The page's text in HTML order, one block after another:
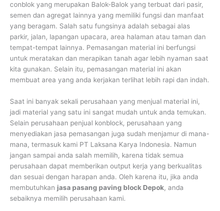
conblok yang merupakan Balok-Balok yang terbuat dari pasir,
semen dan agregat lainnya yang memiliki fungsi dan manfaat
yang beragam. Salah satu fungsinya adalah sebagai alas
parkir, jalan, lapangan upacara, area halaman atau taman dan
tempat-tempat lainnya. Pemasangan material ini berfungsi
untuk meratakan dan merapikan tanah agar lebih nyaman saat
kita gunakan. Selain itu, pemasangan material ini akan
membuat area yang anda kerjakan terlihat lebih rapi dan indah.
Saat ini banyak sekali perusahaan yang menjual material ini,
jadi material yang satu ini sangat mudah untuk anda temukan.
Selain perusahaan penjual konblock, perusahaan yang
menyediakan jasa pemasangan juga sudah menjamur di mana-
mana, termasuk kami PT Laksana Karya Indonesia. Namun
jangan sampai anda salah memilih, karena tidak semua
perusahaan dapat memberikan output kerja yang berkualitas
dan sesuai dengan harapan anda. Oleh karena itu, jika anda
membutuhkan jasa pasang paving block Depok, anda
sebaiknya memilih perusahaan kami.